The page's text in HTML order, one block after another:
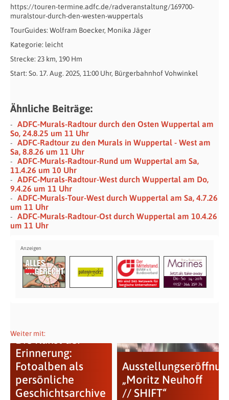
https://touren-termine.adfc.de/radveranstaltung/169700-
muralstour-durch-den-westen-wuppertals
TourGuides: Wolfram Boecker, Monika Jäger
Kategorie: leicht
Strecke: 23 km, 190 Hm
Start: So. 17. Aug. 2025, 11:00 Uhr, Bürgerbahnhof Vohwinkel
Ähnliche Beiträge:
ADFC-Murals-Radtour durch den Osten Wuppertal am
So, 24.8.25 um 11 Uhr
ADFC-Radtour zu den Murals in Wuppertal - West am
Sa, 8.8.26 um 11 Uhr
ADFC-Murals-Radtour-Rund um Wuppertal am Sa,
11.4.26 um 10 Uhr
ADFC-Murals-Radtour-West durch Wuppertal am Do,
9.4.26 um 11 Uhr
ADFC-Murals-Tour-West durch Wuppertal am Sa, 4.7.26
um 11 Uhr
ADFC-Murals-Radtour-Ost durch Wuppertal am 10.4.26
um 11 Uhr
Weiter mit:
Die Kunst der
Erinnerung:
Fotoalben als
persönliche
Geschichtsarchive
„Moritz Neuhoff
// SHIFT“